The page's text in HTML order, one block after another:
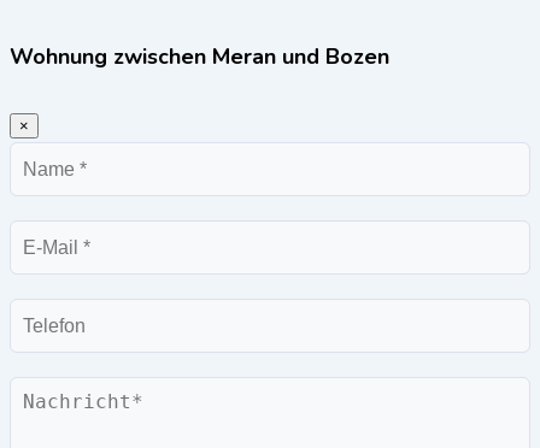
Wohnung zwischen Meran und Bozen
×
Name
E-
Mail
Telefon
Nachricht